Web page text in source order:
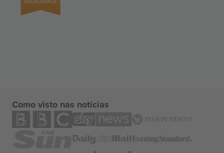
Como visto nas notícias